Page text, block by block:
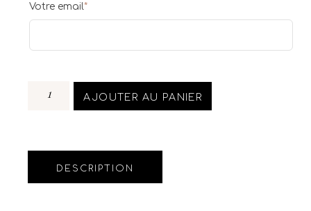
Votre email*
AJOUTER AU PANIER
DESCRIPTION